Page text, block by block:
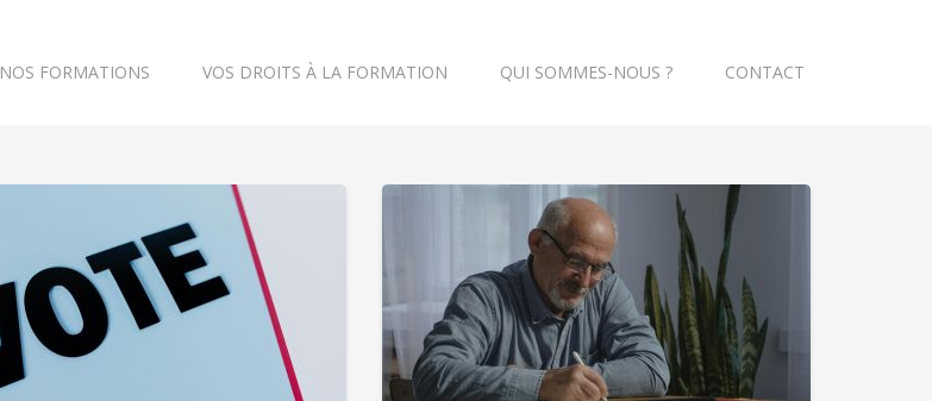
NOS FORMATIONS VOS DROITS À LA FORMATION QUI SOMMES-NOUS ? CONTACT